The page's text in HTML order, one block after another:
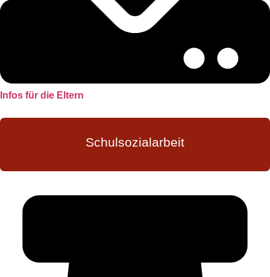
Infos für die Eltern
Schulsozialarbeit